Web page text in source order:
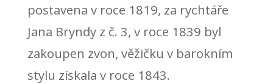
postavena v roce 1819, za rychtáře
Jana Bryndy z č. 3, v roce 1839 byl
zakoupen zvon, věžičku v barokním
stylu získala v roce 1843.